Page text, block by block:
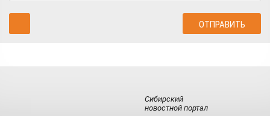
Сибирский
новостной портал